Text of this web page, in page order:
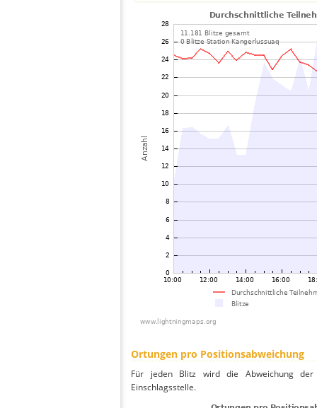
Ortungen pro Positionsabweichung
Für jeden Blitz wird die Abweichung
Einschlagsstelle.